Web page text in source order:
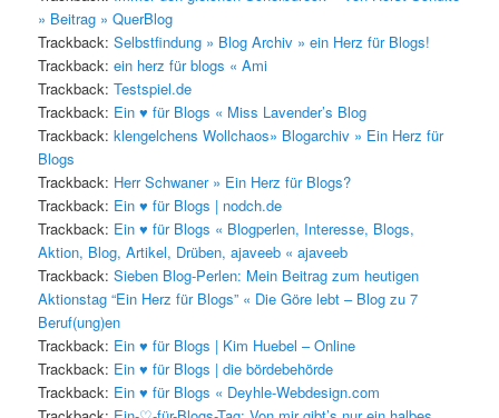
» Beitrag » QuerBlog
Trackback:Selbstfindung » Blog Archiv » ein Herz für Blogs!
Trackback:ein herz für blogs « Ami
Trackback:Testspiel.de
Trackback: Ein ♥ für Blogs « Miss Lavender’s Blog
Trackback:klengelchens Wollchaos» Blogarchiv » Ein Herz für
Blogs
Trackback: Herr Schwaner » Ein Herz für Blogs?
Trackback: Ein ♥ für Blogs | nodch.de
Trackback: Ein ♥ für Blogs « Blogperlen, Interesse, Blogs,
Aktion, Blog, Artikel, Drüben, ajaveeb « ajaveeb
Trackback:Sieben Blog-Perlen: Mein Beitrag zum heutigen
Aktionstag “Ein Herz für Blogs” « Die Göre lebt – Blog zu 7
Beruf(ung)en
Trackback: Ein ♥ für Blogs | Kim Huebel – Online
Trackback: Ein ♥ für Blogs | die bördebehörde
Trackback: Ein ♥ für Blogs « Deyhle-Webdesign.com